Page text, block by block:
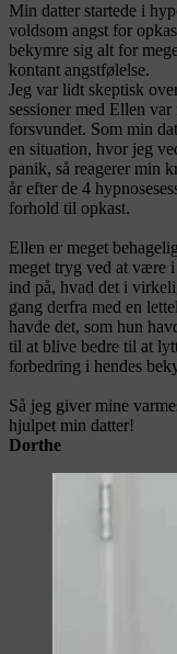
Min datter startede i
voldsom angst for
bekymre sig alt for
kontant angstfølelse.
Jeg var lidt skeptisk
sessioner med Ellen
forsvundet. Som min
en situation, hvor jeg
panik, så reagerer min
år efter de 4
forhold til opkast.
Ellen er meget
meget tryg ved at være
ind på, hvad det i
gang derfra med en
havde det, som hun
til at blive bedre til at
forbedring i hendes
Så jeg giver mine
hjulpet min datter!
Dorthe